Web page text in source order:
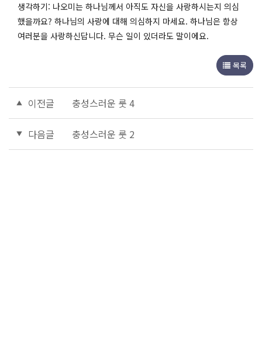
생각하기: 나오미는 하나님께서 아직도 자신을 사랑하시는지 의심
했을까요? 하나님의 사랑에 대해 의심하지 마세요. 하나님은 항상
여러분을 사랑하신답니다. 무슨 일이 있더라도 말이에요.
목록
이전글 충성스러운 룻 4
다음글 충성스러운 룻 2